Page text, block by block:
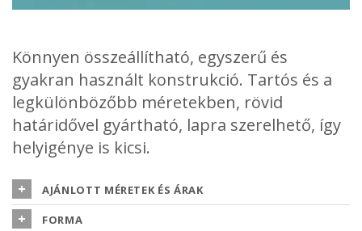
Könnyen összeállítható, egyszerű és
gyakran használt konstrukció. Tartós és a
legkülönbözőbb méretekben, rövid
határidővel gyártható, lapra szerelhető, így
helyigénye is kicsi.
AJÁNLOTT MÉRETEK ÉS ÁRAK
FORMA
hátfalat és a szórólaptartó részt
egyaránt tervezhetjük különböző formákra.